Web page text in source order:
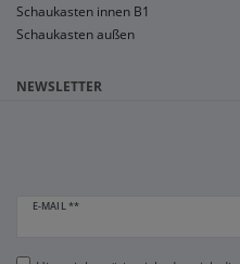
Schaukasten innen B1
Schaukasten außen
NEWSLETTER
E-MAIL **